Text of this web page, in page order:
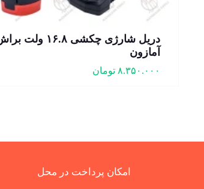
دریل شارژی چکشی
آمازون
۸.۳۵۰.۰۰۰ تومان
امکان پرداخت در محل